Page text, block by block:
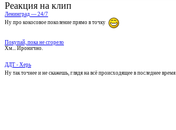
Реакция на клип
Ленинград — 24/7
Ну про кокосовое поколение прямо в точку
Покупай, пока не сгорело
Хм... Иронично.
ДДТ - Херь
Ну так точнее и не скажешь, глядя на всё происходящее в последнее время